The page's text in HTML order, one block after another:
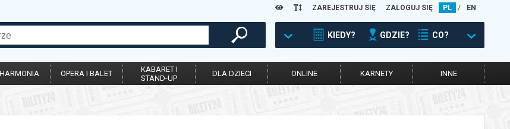
ZAREJESTRUJ SIĘ ZALOGUJ SIĘ PL / EN
KIEDY? GDZIE? CO?
OPERA I BALET
KABARET I
STAND-UP
DLA DZIECI ONLINE KARNETY INNE